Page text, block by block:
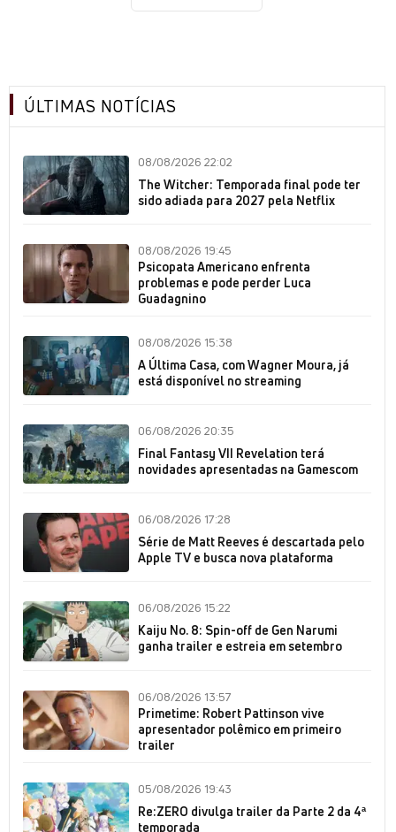
ÚLTIMAS NOTÍCIAS
08/08/2026 22:02
The Witcher: Temporada final pode ter
sido adiada para 2027 pela Netflix
08/08/2026 19:45
Psicopata Americano enfrenta
problemas e pode perder Luca
Guadagnino
08/08/2026 15:38
A Última Casa, com Wagner Moura, já
está disponível no streaming
06/08/2026 20:35
Final Fantasy VII Revelation terá
novidades apresentadas na Gamescom
06/08/2026 17:28
Série de Matt Reeves é descartada pelo
Apple TV e busca nova plataforma
06/08/2026 15:22
Kaiju No. 8: Spin-off de Gen Narumi
ganha trailer e estreia em setembro
06/08/2026 13:57
Primetime: Robert Pattinson vive
apresentador polêmico em primeiro
trailer
05/08/2026 19:43
Re:ZERO divulga trailer da Parte 2 da 4ª
temporada